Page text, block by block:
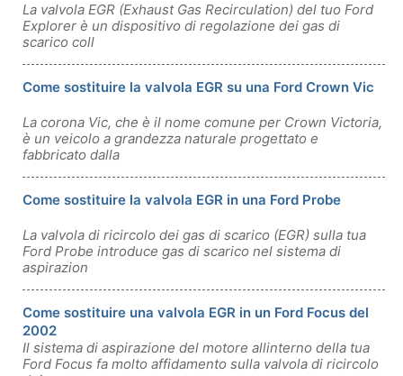
La valvola EGR (Exhaust Gas Recirculation) del tuo Ford
Explorer è un dispositivo di regolazione dei gas di
scarico coll
Come sostituire la valvola EGR su una Ford Crown Vic
La corona Vic, che è il nome comune per Crown Victoria,
è un veicolo a grandezza naturale progettato e
fabbricato dalla
Come sostituire la valvola EGR in una Ford Probe
La valvola di ricircolo dei gas di scarico (EGR) sulla tua
Ford Probe introduce gas di scarico nel sistema di
aspirazion
Come sostituire una valvola EGR in un Ford Focus del
2002
Il sistema di aspirazione del motore allinterno della tua
Ford Focus fa molto affidamento sulla valvola di ricircolo